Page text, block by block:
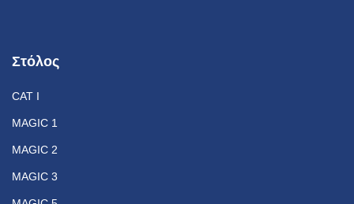
Στόλος
CAT I
MAGIC 1
MAGIC 2
MAGIC 3